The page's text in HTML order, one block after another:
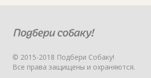
© 2015-2018 Подбери Собаку!
Все права защищены и охраняются.